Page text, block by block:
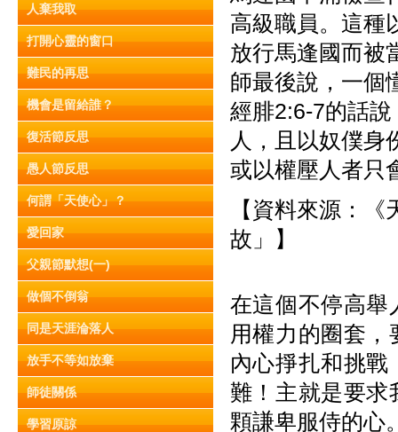
人棄我取
打開心靈的窗口
難民的再思
機會是留給誰？
復活節反思
愚人節反思
何謂「天使心」？
愛回家
父親節默想(一)
做個不倒翁
同是天涯淪落人
放手不等如放棄
師徒關係
學習原諒
高級職員。這種
放行馬逢國而被
師最後說，一個
經腓2:6-7的話
人，且以奴僕身
或以權壓人者只
【資料來源：
故」】
在這個不停高舉
用權力的圈套
內心掙扎和挑
難！主就是要求
顆謙卑服侍的心